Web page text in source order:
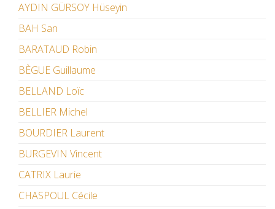
AYDIN GÜRSOY Hüseyin
BAH San
BARATAUD Robin
BÈGUE Guillaume
BELLAND Loïc
BELLIER Michel
BOURDIER Laurent
BURGEVIN Vincent
CATRIX Laurie
CHASPOUL Cécile